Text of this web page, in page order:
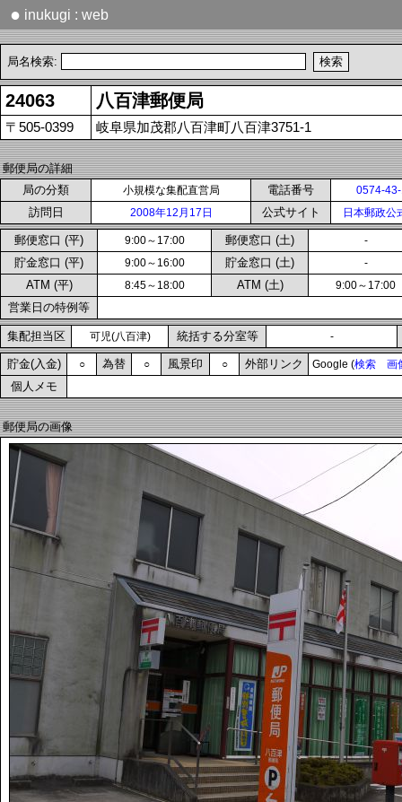
● inukugi : web
局名検索:
24063 八百津郵便局
〒505-0399 岐阜県加茂郡八百津町八百津3751-1
郵便局の詳細
局の分類
小規模な集配直営局 電話番号 0574-
訪問日 2008年12月17日 公式サイト 日本郵政公
郵便窓口 (平) 9:00～17:00 郵便窓口 (土) -
貯金窓口 (平) 9:00～16:00 貯金窓口 (土) -
ATM (平) 8:45～18:00 ATM (土) 9:00～17:00
営業日の特例等
集配担当区 可児(八百津) 統括する分室等 -
貯金(入金) ○ 為替 ○ 風景印 ○ 外部リンク Google (検索 画
個人メモ
郵便局の画像